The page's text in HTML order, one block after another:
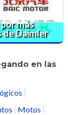
más
de Daimler
en las
Motos